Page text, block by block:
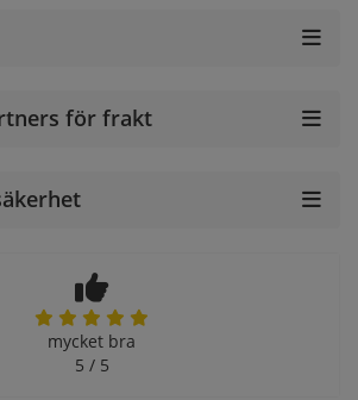
för frakt
mycket bra
5 / 5